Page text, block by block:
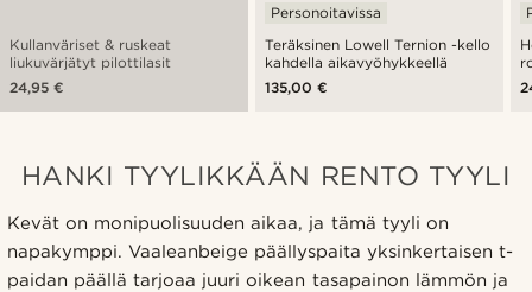
Kullanväriset & ruskeat
liukuvärjätyt pilottilasit
24,95 €
Teräksinen Lowell Ternion -kello
kahdella aikavyöhykkeellä
Personoitavissa
135,00 €
HANKI TYYLIKKÄÄN RENTO TYYLI
Kevät on monipuolisuuden aikaa, ja tämä tyyli on
napakymppi. Vaaleanbeige päällyspaita yksinkertaisen t-
paidan päällä tarjoaa juuri oikean tasapainon lämmön ja